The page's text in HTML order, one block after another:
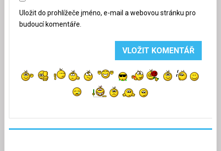
Uložit do prohlížeče jméno, e-mail a webovou stránku pro
budoucí komentáře.